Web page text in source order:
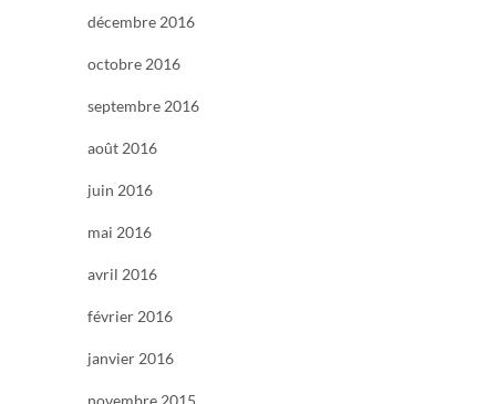
décembre 2016
octobre 2016
septembre 2016
août 2016
juin 2016
mai 2016
avril 2016
février 2016
janvier 2016
novembre 2015